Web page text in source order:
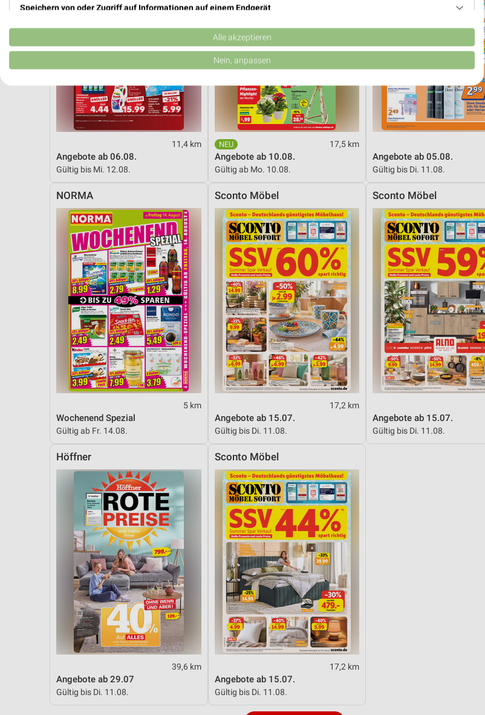
11,4 km
Angebote ab 06.08.
Gültig bis Mi. 12.08.
17,5 km
Angebote ab 10.08.
Gültig ab Mo. 10.08.
Angebote ab 05.08.
Gültig bis Di. 11.08.
NORMA
5 km
Wochenend Spezial
Gültig ab Fr. 14.08.
Sconto Möbel
17,2 km
Angebote ab 15.07.
Gültig bis Di. 11.08.
Sconto Möbel
Angebote ab 15.07.
Gültig bis Di. 11.08.
Höffner
39,6 km
Angebote ab 29.07
Gültig bis Di. 11.08.
Sconto Möbel
17,2 km
Angebote ab 15.07.
Gültig bis Di. 11.08.
Speichern von oder Zugriff auf Informationen auf einem Endgerät
Verwendung reduzierter Daten zur Auswahl von Werbeanzeigen
Erstellung von Profilen für personalisierte Werbung
Erstellung von Profilen zur Personalisierung von Inhalten
Verwendung von Profilen zur Auswahl personalisierter Inhalte
Messung der Werbeleistung
Analyse von Zielgruppen durch Statistiken oder Kombinationen von Daten aus verschiedenen
Entwicklung und Verbesserung der Angebote
Verwendung reduzierter Daten zur Auswahl von Inhalten
IAB-Besonderheiten:
Verwendung genauer Standortdaten
Geräte anhand von aktiv angeforderten Informationen identifizieren
Nicht-IAB-Verarbeitungszwecke:
Performance
Funktional
Alle akzeptieren
Nein, anpassen